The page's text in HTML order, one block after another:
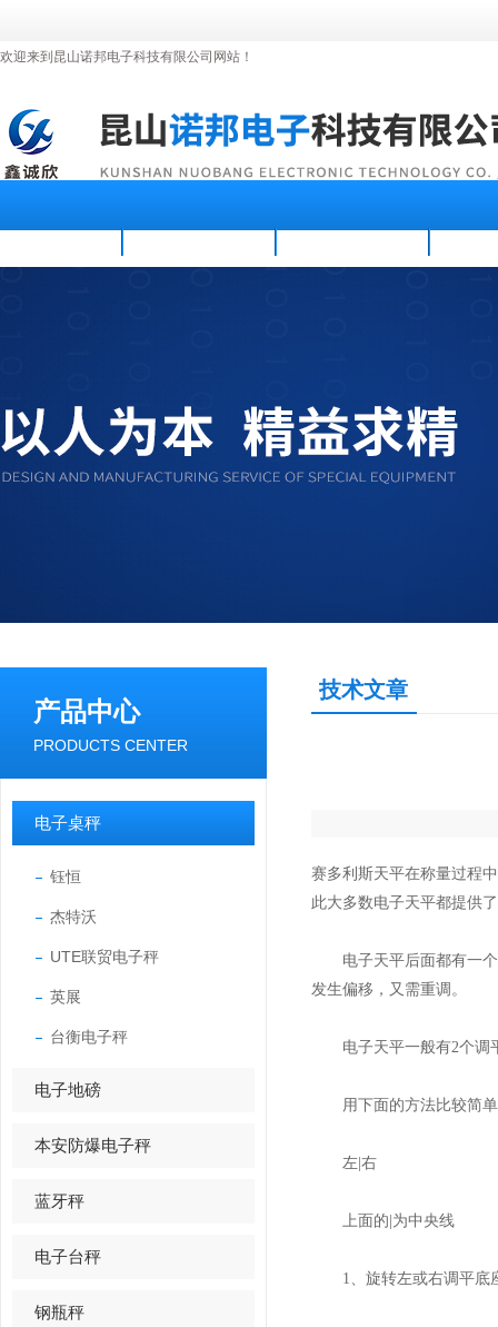
欢迎来到昆山诺邦电子科技有限公司网站！
产品中心
PRODUCTS CENTER
电子桌秤
钰恒
杰特沃
UTE联贸电子秤
英展
台衡电子秤
电子地磅
本安防爆电子秤
蓝牙秤
电子台秤
钢瓶秤
技术文章
赛多利斯天平在称量过程
此大多数电子天平都提供
电子天平后面都有一个
发生偏移，又需重调。
电子天平一般有2个调平
用下面的方法比较简
左|右
上面的|为中央线
1、旋转左或右调平底